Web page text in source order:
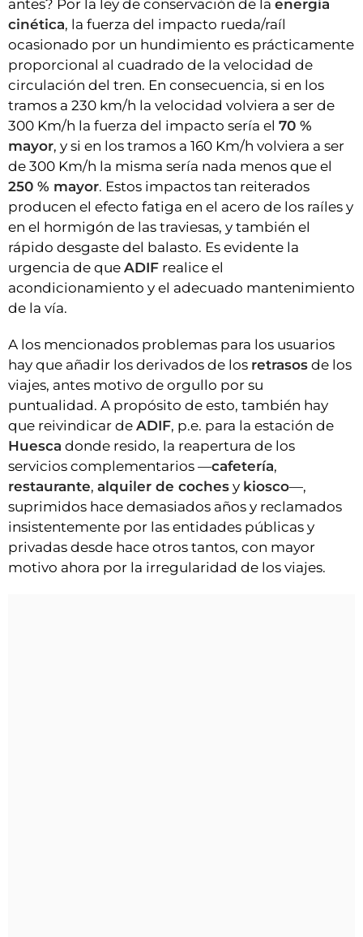
antes? Por la ley de conservación de la energía
cinética, la fuerza del impacto rueda/raíl
ocasionado por un hundimiento es prácticamente
proporcional al cuadrado de la velocidad de
circulación del tren. En consecuencia, si en los
tramos a 230 km/h la velocidad volviera a ser de
300 Km/h la fuerza del impacto sería el 70 %
mayor, y si en los tramos a 160 Km/h volviera a ser
de 300 Km/h la misma sería nada menos que el
250 % mayor. Estos impactos tan reiterados
producen el efecto fatiga en el acero de los raíles y
en el hormigón de las traviesas, y también el
rápido desgaste del balasto. Es evidente la
urgencia de que ADIF realice el
acondicionamiento y el adecuado mantenimiento
de la vía.
A los mencionados problemas para los usuarios
hay que añadir los derivados de los retrasos de los
viajes, antes motivo de orgullo por su
puntualidad. A propósito de esto, también hay
que reivindicar de ADIF, p.e. para la estación de
Huesca donde resido, la reapertura de los
servicios complementarios —cafetería,
restaurante, alquiler de coches y kiosco—,
suprimidos hace demasiados años y reclamados
insistentemente por las entidades públicas y
privadas desde hace otros tantos, con mayor
motivo ahora por la irregularidad de los viajes.